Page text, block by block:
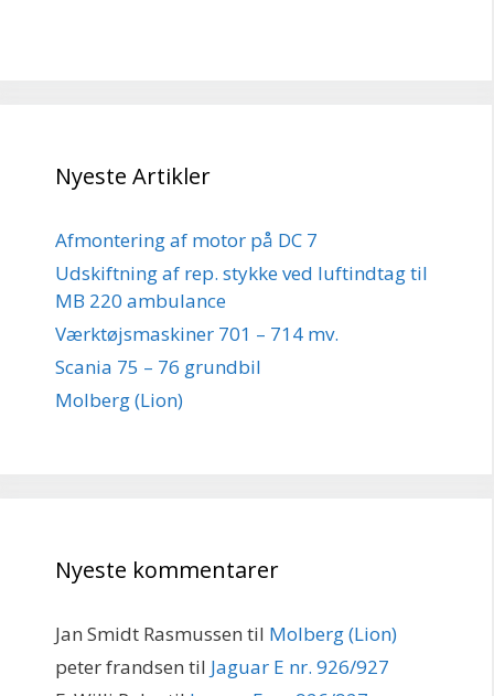
Nyeste Artikler
Afmontering af motor på DC 7
Udskiftning af rep. stykke ved luftindtag til
MB 220 ambulance
Værktøjsmaskiner 701 – 714 mv.
Scania 75 – 76 grundbil
Molberg (Lion)
Nyeste kommentarer
Jan Smidt Rasmussen til Molberg (Lion)
peter frandsen til Jaguar E nr. 926/927